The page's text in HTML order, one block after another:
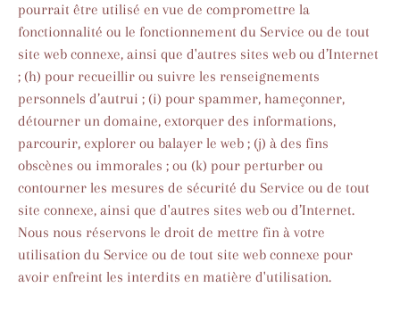
pourrait être utilisé en vue de compromettre la
fonctionnalité ou le fonctionnement du Service ou de tout
site web connexe, ainsi que d'autres sites web ou d’Internet
; (h) pour recueillir ou suivre les renseignements
personnels d’autrui ; (i) pour spammer, hameçonner,
détourner un domaine, extorquer des informations,
parcourir, explorer ou balayer le web ; (j) à des fins
obscènes ou immorales ; ou (k) pour perturber ou
contourner les mesures de sécurité du Service ou de tout
site connexe, ainsi que d'autres sites web ou d’Internet.
Nous nous réservons le droit de mettre fin à votre
utilisation du Service ou de tout site web connexe pour
avoir enfreint les interdits en matière d'utilisation.